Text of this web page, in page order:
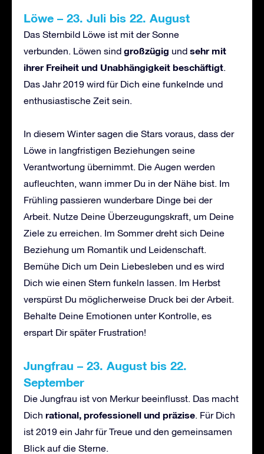
Löwe – 23. Juli bis 22. August
Das Sternbild Löwe ist mit der Sonne
verbunden. Löwen sind großzügig und sehr mit
ihrer Freiheit und Unabhängigkeit beschäftigt.
Das Jahr 2019 wird für Dich eine funkelnde und
enthusiastische Zeit sein.
In diesem Winter sagen die Stars voraus, dass der
Löwe in langfristigen Beziehungen seine
Verantwortung übernimmt. Die Augen werden
aufleuchten, wann immer Du in der Nähe bist. Im
Frühling passieren wunderbare Dinge bei der
Arbeit. Nutze Deine Überzeugungskraft, um Deine
Ziele zu erreichen. Im Sommer dreht sich Deine
Beziehung um Romantik und Leidenschaft.
Bemühe Dich um Dein Liebesleben und es wird
Dich wie einen Stern funkeln lassen. Im Herbst
verspürst Du möglicherweise Druck bei der Arbeit.
Behalte Deine Emotionen unter Kontrolle, es
erspart Dir später Frustration!
Jungfrau – 23. August bis 22.
September
Die Jungfrau ist von Merkur beeinflusst. Das macht
Dich rational, professionell und präzise. Für Dich
ist 2019 ein Jahr für Treue und den gemeinsamen
Blick auf die Sterne.